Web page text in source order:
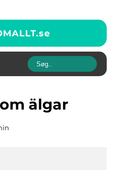
se
älgar